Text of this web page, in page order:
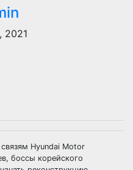
2021
Hyundai Motor
боссы корейского